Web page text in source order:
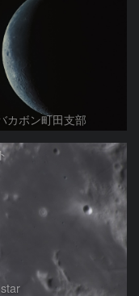
カボン町田支部